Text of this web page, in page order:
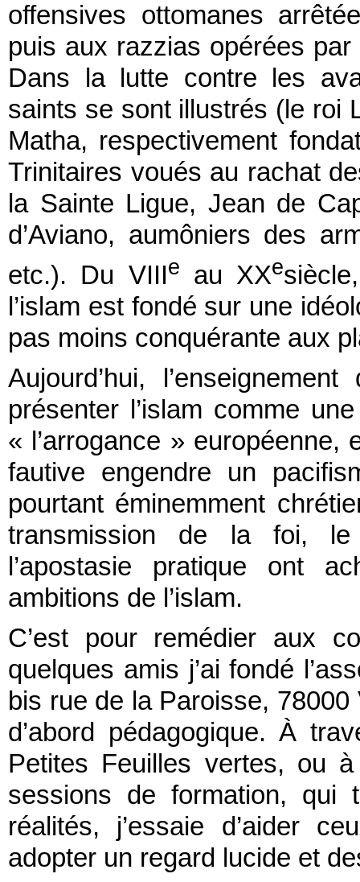
offensives ottomanes
puis aux razzias opérées
Dans la lutte contre les
saints se sont illustrés (le roi
Matha, respectivement
Trinitaires voués au rachat
la Sainte Ligue, Jean de
d’Aviano, aumôniers des
etc.). Du VIIIe au XXe
l’islam est fondé sur une
pas moins conquérante aux
Aujourd’hui,
présenter l’islam comme
« l’arrogance » européenne,
fautive engendre un
pourtant éminemment
transmission de la foi, le
l’apostasie pratique ont
ambitions de l’islam.
C’est pour remédier aux
quelques amis j’ai fondé
bis rue de la Paroisse,
d’abord pédagogique. À
Petites Feuilles vertes, ou
sessions de formation, qui
réalités, j’essaie d’aider
adopter un regard lucide et